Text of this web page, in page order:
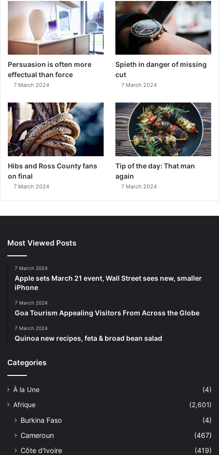
Persuasion is often more
effectual than force
7 March 2024
Spieth in danger of missing
cut
7 March 2024
Hibs and Ross County fans
on final
7 March 2024
Tip of the day: That man
again
7 March 2024
Most Viewed Posts
7 March 2024
Apple sets March 21 event, Wall Street sees new, smaller
iPhone
7 March 2024
Goa Tourism Appealing Visitors From Across the Globe
7 March 2024
Quinoa new recipes, feta & broad bean salad
Categories
À la Une
(4)
Afrique
(2,601)
Burkina Faso
(4)
Cameroun
(467)
Côte d'Ivoire
(419)